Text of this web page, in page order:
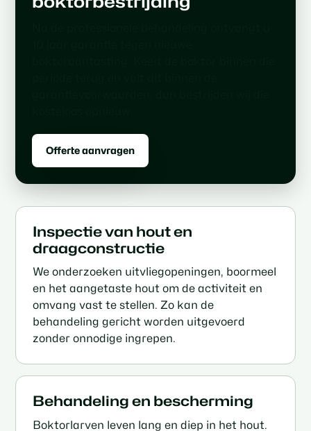
Offerte aanvragen
Inspectie van hout en
draagconstructie
We onderzoeken uitvliegopeningen, boormeel
en het aangetaste hout om de activiteit en
omvang vast te stellen. Zo kan de
behandeling gericht worden uitgevoerd
zonder onnodige ingrepen.
Behandeling en bescherming
Boktorlarven leven lang en diep in het hout.